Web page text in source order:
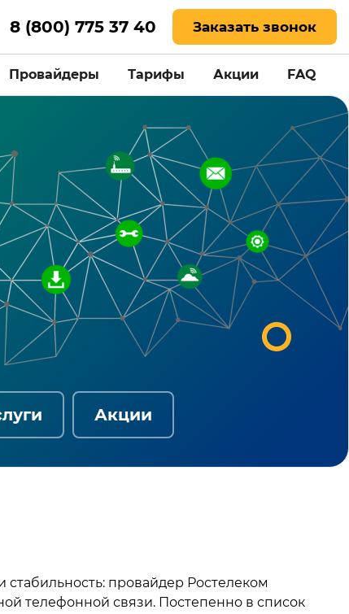
8 (800) 775 37 40 Заказать звонок
Провайдеры Тарифы Акции FAQ
Акции
провайдер Ростелеком
телефонной связи. Постепенно в список